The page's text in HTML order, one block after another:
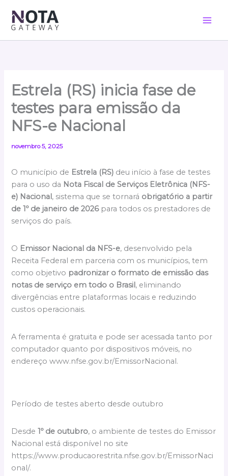
para
conteúdo
Estrela (RS) inicia fase de
testes para emissão da
NFS-e Nacional
novembro 5, 2025
O município de Estrela (RS) deu início à fase de testes
para o uso da Nota Fiscal de Serviços Eletrônica (NFS-
e) Nacional, sistema que se tornará obrigatório a partir
de 1º de janeiro de 2026para todos os prestadores de
serviços do país.
O Emissor Nacional da NFS-e, desenvolvido pela
Receita Federal em parceria com os municípios, tem
como objetivo padronizar o formato de emissão das
notas de serviço em todo o Brasil, eliminando
divergências entre plataformas locais e reduzindo
custos operacionais.
A ferramenta é gratuita e pode ser acessada tanto por
computador quanto por dispositivos móveis, no
endereço www.nfse.gov.br/EmissorNacional.
Período de testes aberto desde outubro
Desde1º de outubro, o ambiente de testes do Emissor
Nacional está disponível no site
https://www.producaorestrita.nfse.gov.br/EmissorNaci
onal/.